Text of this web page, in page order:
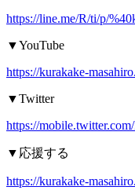
https://line.me/R/ti/p/
▼YouTube
https://kurakake-
▼Twitter
https://
▼ 応援する
https://kurakake-